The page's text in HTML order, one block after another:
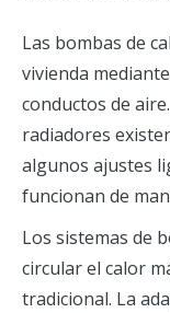
Las bombas de
vivienda
conductos de
radiadores
algunos ajustes
funcionan de
Los sistemas de
circular el calor
tradicional. La